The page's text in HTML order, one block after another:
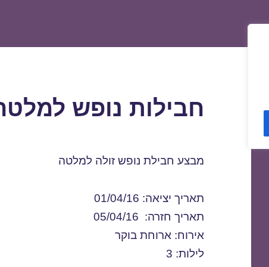
חבילות נופש למלטה 01/04/
מבצע חבילת נופש זולה למלטה
תאריך יציאה: 01/04/16
תאריך חזרה: 05/04/16
אירוח: ארוחת בוקר
לילות: 3